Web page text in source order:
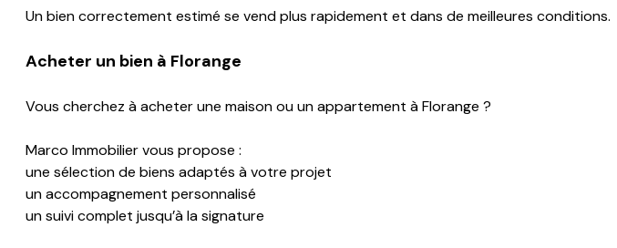
Un bien correctement estimé se vend plus rapidement et dans de meilleures conditions.
Acheter un bien à Florange
Vous cherchez à acheter une maison ou un appartement à Florange ?
Marco Immobilier vous propose :
une sélection de biens adaptés à votre projet
un accompagnement personnalisé
un suivi complet jusqu’à la signature